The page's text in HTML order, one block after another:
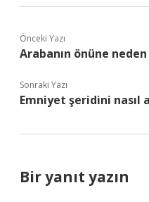
Önceki Yazı
Arabanın önüne
Sonraki Yazı
Emniyet şeridini nasıl
Bir yanıt yazın